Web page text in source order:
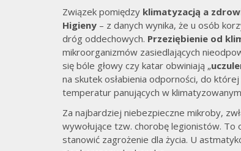
Związek pomiędzy klimatyzacją a
Higieny – z danych wynika, że u osób
dróg oddechowych. Przeziębienie od
mikroorganizmów zasiedlających
się bóle głowy czy katar obwiniają „
na skutek osłabienia odporności, do
temperatur panujących w
Za najbardziej niebezpieczne mikroby,
wywołujące tzw. chorobę legionistów. To
stanowić zagrożenie dla życia. U